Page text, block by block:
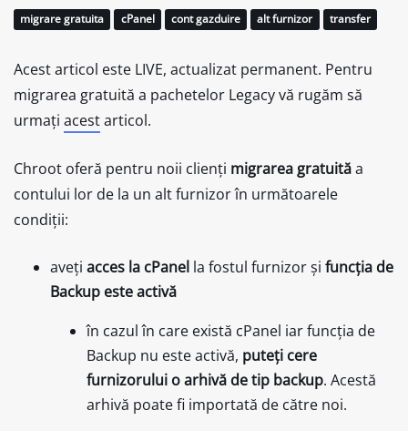
migrare gratuita cPanel cont gazduire alt furnizor transfer
Acest articol este LIVE, actualizat permanent. Pentru
migrarea gratuită a pachetelor Legacy vă rugăm să
urmați acestarticol.
Chroot oferă pentru noii clienți migrarea gratuităa
contului lor de la un alt furnizor în următoarele
condiții:
aveți acces la cPanel la fostul furnizor și funcția de
Backup este activă
în cazul în care există cPanel iar funcția de
Backup nu este activă, puteți cere
furnizorului o arhivă de tip backup. Acestă
arhivă poate fi importată de către noi.